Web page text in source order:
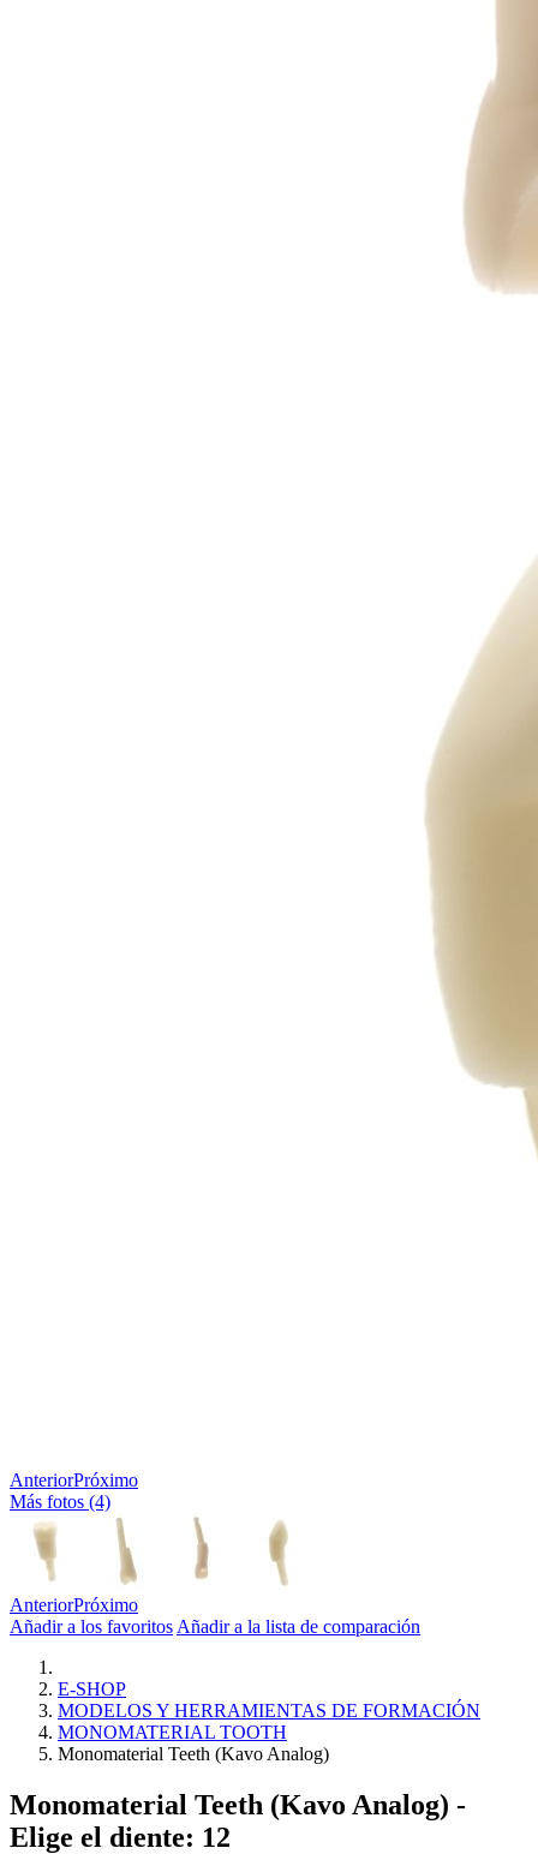
AnteriorPróximo
Más fotos (4)
AnteriorPróximo
Añadir a los favoritos Añadir a la lista de comparación
E-SHOP
MODELOS Y HERRAMIENTAS DE FORMACIÓN
MONOMATERIAL TOOTH
Monomaterial Teeth (Kavo Analog)
Monomaterial Teeth (Kavo Analog) -
Elige el diente: 12